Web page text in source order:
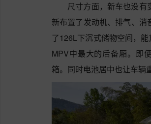
尺寸方面，新车也没有
新布置了发动机、排气、
了126L下沉式储物空间，
MPV中最大的后备厢。即
箱。同时电池居中也让车辆